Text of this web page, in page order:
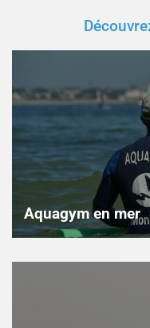
Aquagym en mer